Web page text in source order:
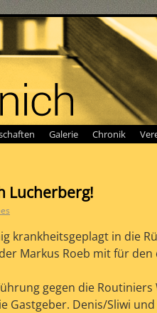
Galerie Chronik
Lucherberg!
krankheitsgeplagt in die
Markus Roeb mit für
gegen die
Gastgeber. Denis/Sliwi